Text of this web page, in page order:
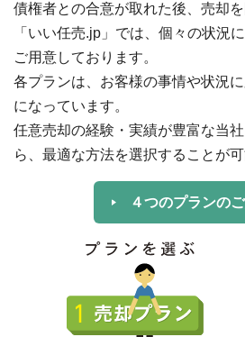
債権者との合意が取れた後、売却を
「いい任売.jp」では、個々の状況
ご用意しております。
各プランは、お客様の事情や状況
になっています。
任意売却の経験・実績が豊富な当
ら、最適な方法を選択することが可
４つのプランの